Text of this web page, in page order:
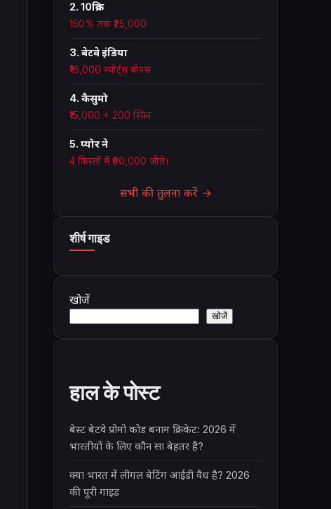
2. 10क्रिक
150% तक ₹25,000
3. बेटवे इंडिया
₹16,000 स्पोर्ट्स बोनस
4. कैसुमो
₹15,000 + 200 स्पिन
5. प्योर ने
4 किस्तों में ₹90,000 जीते।
सभी की तुलना करें →
शीर्ष गाइड
खोजें
खोजें
हाल के पोस्ट
बेस्ट बेटवे प्रोमो कोड बनाम क्रिकेट: 2026 में
भारतीयों के लिए कौन सा बेहतर है?
क्या भारत में लीगल बेटिंग आईडी वैध है? 2026
की पूरी गाइड